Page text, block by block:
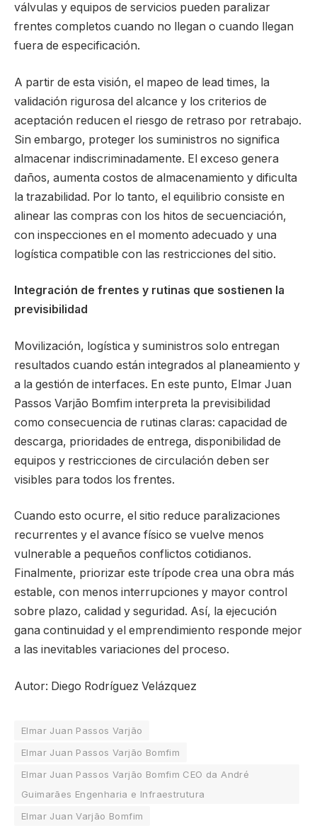
válvulas y equipos de servicios pueden paralizar
frentes completos cuando no llegan o cuando llegan
fuera de especificación.
A partir de esta visión, el mapeo de lead times, la
validación rigurosa del alcance y los criterios de
aceptación reducen el riesgo de retraso por retrabajo.
Sin embargo, proteger los suministros no significa
almacenar indiscriminadamente. El exceso genera
daños, aumenta costos de almacenamiento y dificulta
la trazabilidad. Por lo tanto, el equilibrio consiste en
alinear las compras con los hitos de secuenciación,
con inspecciones en el momento adecuado y una
logística compatible con las restricciones del sitio.
Integración de frentes y rutinas que sostienen la
previsibilidad
Movilización, logística y suministros solo entregan
resultados cuando están integrados al planeamiento y
a la gestión de interfaces. En este punto, Elmar Juan
Passos Varjão Bomfim interpreta la previsibilidad
como consecuencia de rutinas claras: capacidad de
descarga, prioridades de entrega, disponibilidad de
equipos y restricciones de circulación deben ser
visibles para todos los frentes.
Cuando esto ocurre, el sitio reduce paralizaciones
recurrentes y el avance físico se vuelve menos
vulnerable a pequeños conflictos cotidianos.
Finalmente, priorizar este trípode crea una obra más
estable, con menos interrupciones y mayor control
sobre plazo, calidad y seguridad. Así, la ejecución
gana continuidad y el emprendimiento responde mejor
a las inevitables variaciones del proceso.
Autor: Diego Rodríguez Velázquez
Elmar Juan Passos Varjão
Elmar Juan Passos Varjão Bomfim
Elmar Juan Passos Varjão Bomfim CEO da André
Guimarães Engenharia e Infraestrutura
Elmar Juan Varjão Bomfim